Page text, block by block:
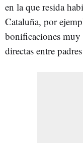
en la que resida
Cataluña, por
bonificaciones muy
directas entre